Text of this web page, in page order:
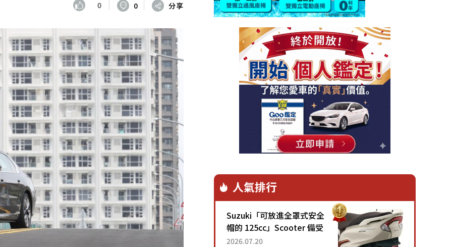
0 0 分享
人氣排行
Suzuki「可放進全罩式安全
帽的 125cc」Scooter 備受
矚目！採用全新流線設計與
2026.07.20